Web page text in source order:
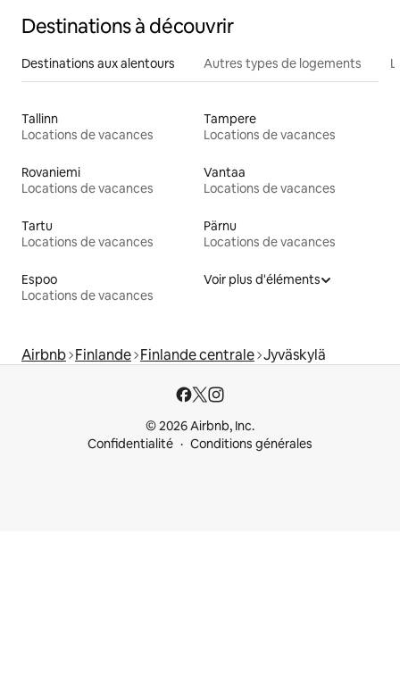
Destinations à découvrir
Destinations aux alentours Autres types de logements
Tallinn
Locations de vacances
Tampere
Locations de vacances
Rovaniemi
Locations de vacances
Vantaa
Locations de vacances
Tartu
Locations de vacances
Pärnu
Locations de vacances
Espoo
Locations de vacances
Voir plus d'éléments
Airbnb Finlande Finlande centrale Jyväskylä
© 2026 Airbnb, Inc.
Confidentialité
Conditions générales